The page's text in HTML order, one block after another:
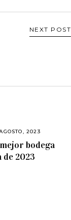
NEXT POST
2023
bodega
2023